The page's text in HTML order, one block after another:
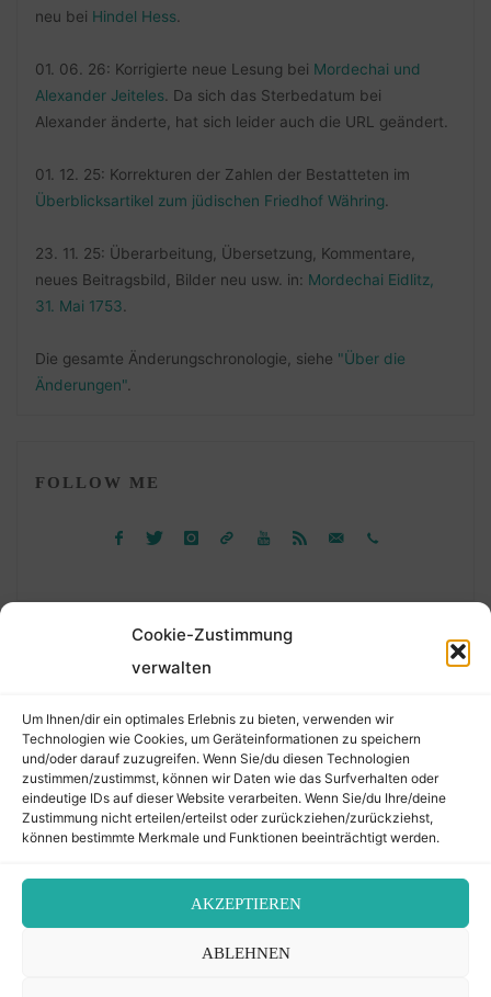
Cookie-Zustimmung
verwalten
Um Ihnen/dir ein optimales Erlebnis zu bieten, verwenden wir
Technologien wie Cookies, um Geräteinformationen zu speichern
und/oder darauf zuzugreifen. Wenn Sie/du diesen Technologien
zustimmen/zustimmst, können wir Daten wie das Surfverhalten oder
eindeutige IDs auf dieser Website verarbeiten. Wenn Sie/du Ihre/deine
Zustimmung nicht erteilen/erteilst oder zurückziehen/zurückziehst,
können bestimmte Merkmale und Funktionen beeinträchtigt werden.
AKZEPTIEREN
ABLEHNEN
neu bei Hindel Hess
01. 06. 26: Korrigierte neue Lesung bei Mordechai und
Alexander Jeiteles . Da sich das Sterbedatum bei
Alexander änderte, hat sich leider auch die URL geändert.
01. 12. 25: Korrekturen der Zahlen der Bestatteten im
Überblicksartikel zum jüdischen Friedhof Währing
23. 11. 25: Überarbeitung, Übersetzung, Kommentare,
neues Beitragsbild, Bilder neu usw. in: Mordechai Eidlitz,
31. Mai 1753
Die gesamte Änderungschronologie, siehe "Über die
Änderungen".
FOLLOW ME
nach:
©2026 Der Transkribierer
Kontakt / Impressum
Back
to